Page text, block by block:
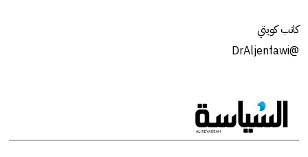
كاتب كويتي
@DrAljenfawi